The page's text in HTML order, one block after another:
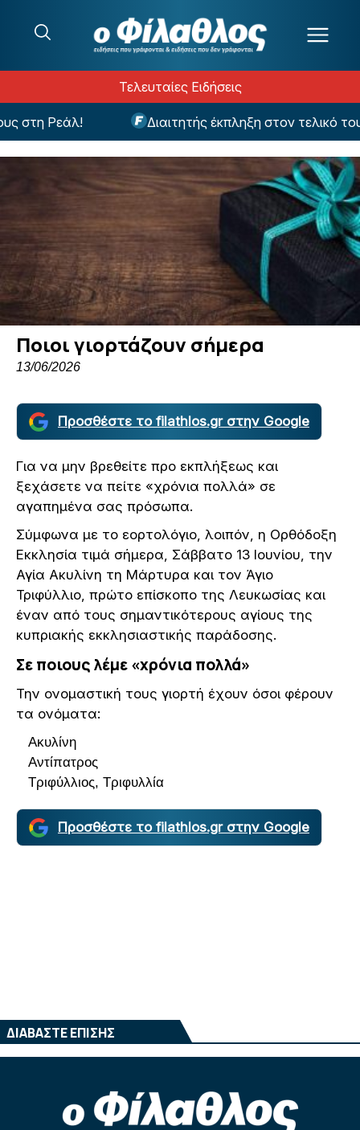
Τελευταίες Ειδήσεις
στη Ρεάλ! Διαιτητής έκπληξη στον τελικό
Ποιοι γιορτάζουν σήμερα
13/06/2026
Προσθέστε το filathlos.gr στην Google
Για να μην βρεθείτε προ εκπλήξεως και
ξεχάσετε να πείτε «χρόνια πολλά» σε
αγαπημένα σας πρόσωπα.
Σύμφωνα με το εορτολόγιο, λοιπόν, η Ορθόδοξη
Εκκλησία τιμά σήμερα, Σάββατο 13 Ιουνίου, την
Αγία Ακυλίνη τη Μάρτυρα και τον Άγιο
Τριφύλλιο, πρώτο επίσκοπο της Λευκωσίας και
έναν από τους σημαντικότερους αγίους της
κυπριακής εκκλησιαστικής παράδοσης.
Σε ποιους λέμε «χρόνια πολλά»
Την ονομαστική τους γιορτή έχουν όσοι φέρουν
τα ονόματα:
Ακυλίνη
Αντίπατρος
Τριφύλλιος, Τριφυλλία
Προσθέστε το filathlos.gr στην Google
ΔΙΑΒΑΣΤΕ ΕΠΙΣΗΣ